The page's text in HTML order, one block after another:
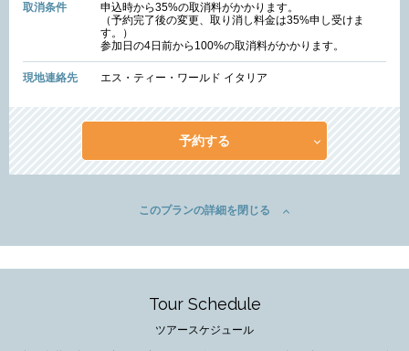
取消条件
申込時から35%の取消料がかかります。
（予約完了後の変更、取り消し料金は35%申し受けま
す。）
参加日の4日前から100%の取消料がかかります。
現地連絡先 エス・ティー・ワールド イタリア
予約する
このプランの詳細を閉じる
Tour Schedule
ツアースケジュール